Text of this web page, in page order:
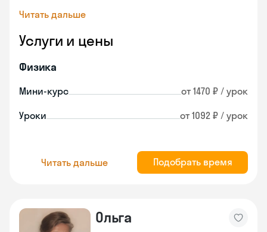
Читать дальше
Услуги и цены
Физика
Мини-курс от 1470 ₽ / урок
Уроки от 1092 ₽ / урок
Читать дальше Подобрать время
Ольга